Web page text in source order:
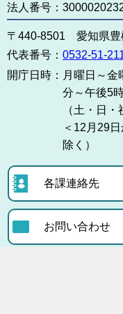
法人番号：
〒440-8501 愛知県豊
代表番号： 0532-51-
開庁日時： 月曜日～
分～午後5
（土・日
＜12月29
除く）
各課連絡先
お問い合わせ